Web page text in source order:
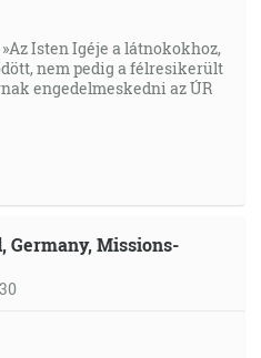
Isten Igéje a látnokokhoz,
nem pedig a félresikerült
engedelmeskedni az ÚR
Germany, Missions-